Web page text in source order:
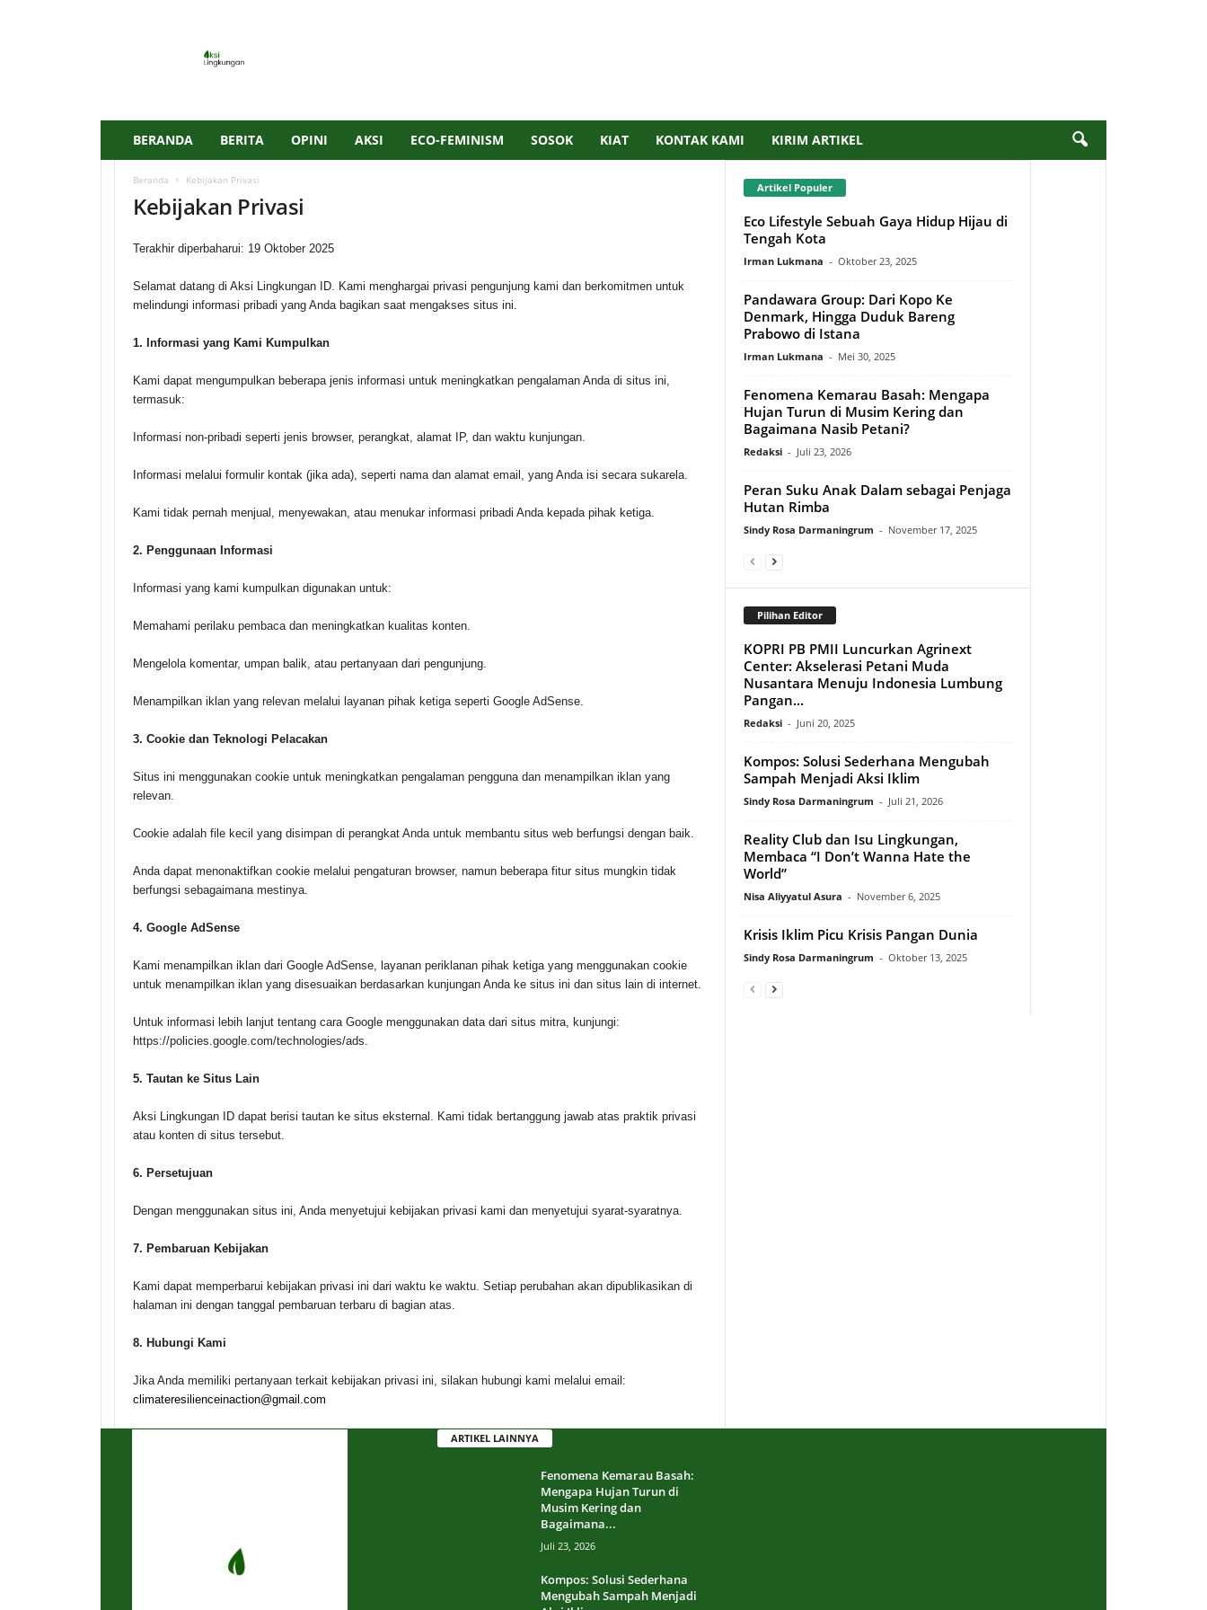
BERANDA BERITA OPINI AKSI ECO-FEMINISM SOSOK KIAT KONTAK KAMI KIRIM ARTIKEL
Beranda Kebijakan Privasi
Kebijakan Privasi
Terakhir diperbaharui: 19 Oktober 2025
Selamat datang di Aksi Lingkungan ID. Kami menghargai privasi pengunjung kami dan berkomitmen untuk
melindungi informasi pribadi yang Anda bagikan saat mengakses situs ini.
1. Informasi yang Kami Kumpulkan
Kami dapat mengumpulkan beberapa jenis informasi untuk meningkatkan pengalaman Anda di situs ini,
termasuk:
Informasi non-pribadi seperti jenis browser, perangkat, alamat IP, dan waktu kunjungan.
Informasi melalui formulir kontak (jika ada), seperti nama dan alamat email, yang Anda isi secara sukarela.
Kami tidak pernah menjual, menyewakan, atau menukar informasi pribadi Anda kepada pihak ketiga.
2. Penggunaan Informasi
Informasi yang kami kumpulkan digunakan untuk:
Memahami perilaku pembaca dan meningkatkan kualitas konten.
Mengelola komentar, umpan balik, atau pertanyaan dari pengunjung.
Menampilkan iklan yang relevan melalui layanan pihak ketiga seperti Google AdSense.
3. Cookie dan Teknologi Pelacakan
Situs ini menggunakan cookie untuk meningkatkan pengalaman pengguna dan menampilkan iklan yang
relevan.
Cookie adalah file kecil yang disimpan di perangkat Anda untuk membantu situs web berfungsi dengan baik.
Anda dapat menonaktifkan cookie melalui pengaturan browser, namun beberapa fitur situs mungkin tidak
berfungsi sebagaimana mestinya.
4. Google AdSense
Kami menampilkan iklan dari Google AdSense, layanan periklanan pihak ketiga yang menggunakan cookie
untuk menampilkan iklan yang disesuaikan berdasarkan kunjungan Anda ke situs ini dan situs lain di internet.
Untuk informasi lebih lanjut tentang cara Google menggunakan data dari situs mitra, kunjungi:
https://policies.google.com/technologies/ads.
5. Tautan ke Situs Lain
Aksi Lingkungan ID dapat berisi tautan ke situs eksternal. Kami tidak bertanggung jawab atas praktik privasi
atau konten di situs tersebut.
6. Persetujuan
Dengan menggunakan situs ini, Anda menyetujui kebijakan privasi kami dan menyetujui syarat-syaratnya.
7. Pembaruan Kebijakan
Kami dapat memperbarui kebijakan privasi ini dari waktu ke waktu. Setiap perubahan akan dipublikasikan di
halaman ini dengan tanggal pembaruan terbaru di bagian atas.
8. Hubungi Kami
Jika Anda memiliki pertanyaan terkait kebijakan privasi ini, silakan hubungi kami melalui email:
climateresilienceinaction@gmail.com
Artikel Populer
Eco Lifestyle Sebuah Gaya Hidup Hijau di
Tengah Kota
Irman Lukmana - Oktober 23, 2025
Pandawara Group: Dari Kopo Ke
Denmark, Hingga Duduk Bareng
Prabowo di Istana
Irman Lukmana - Mei 30, 2025
Fenomena Kemarau Basah: Mengapa
Hujan Turun di Musim Kering dan
Bagaimana Nasib Petani?
Redaksi - Juli 23, 2026
Peran Suku Anak Dalam sebagai Penjaga
Hutan Rimba
Sindy Rosa Darmaningrum - November 17, 2025
Pilihan Editor
KOPRI PB PMII Luncurkan Agrinext
Center: Akselerasi Petani Muda
Nusantara Menuju Indonesia Lumbung
Pangan...
Redaksi - Juni 20, 2025
Kompos: Solusi Sederhana Mengubah
Sampah Menjadi Aksi Iklim
Sindy Rosa Darmaningrum - Juli 21, 2026
Reality Club dan Isu Lingkungan,
Membaca “I Don’t Wanna Hate the
World”
Nisa Aliyyatul Asura - November 6, 2025
Krisis Iklim Picu Krisis Pangan Dunia
Sindy Rosa Darmaningrum - Oktober 13, 2025
ARTIKEL LAINNYA
Fenomena Kemarau Basah:
Mengapa Hujan Turun di
Musim Kering dan
Bagaimana...
Juli 23, 2026
Kompos: Solusi Sederhana
Mengubah Sampah Menjadi